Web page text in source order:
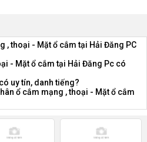
, thoại - Mặt ổ cắm tại Hải Đăng PC
- Mặt ổ cắm tại Hải Đăng Pc có
uy tín, danh tiếng?
ổ cắm mạng , thoại - Mặt ổ cắm